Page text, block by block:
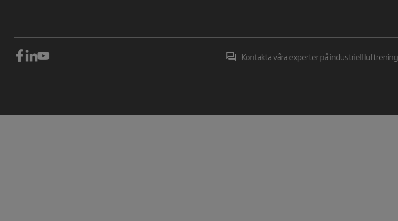
Kontakta våra experter på industriell luftrening